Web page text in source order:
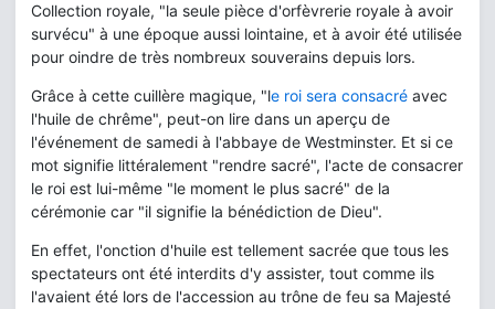
Collection royale, "la seule pièce d'orfèvrerie royale à avoir
survécu" à une époque aussi lointaine, et à avoir été utilisée
pour oindre de très nombreux souverains depuis lors.
Grâce à cette cuillère magique, "le roi sera consacré avec
l'huile de chrême", peut-on lire dans un aperçu de
l'événement de samedi à l'abbaye de Westminster. Et si ce
mot signifie littéralement "rendre sacré", l'acte de consacrer
le roi est lui-même "le moment le plus sacré" de la
cérémonie car "il signifie la bénédiction de Dieu".
En effet, l'onction d'huile est tellement sacrée que tous les
spectateurs ont été interdits d'y assister, tout comme ils
l'avaient été lors de l'accession au trône de feu sa Majesté